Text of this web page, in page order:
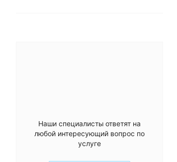
Наши специалисты ответят на
любой интересующий вопрос по
услуге